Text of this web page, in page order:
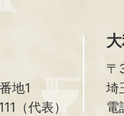
地1
（代表）
〒
埼
電